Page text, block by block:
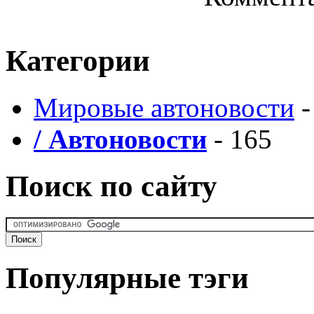
Категории
Мировые автоновости
/ Автоновости - 165
Поиск по сайту
Популярные тэги